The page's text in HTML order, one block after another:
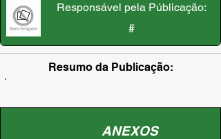
Responsável pela Públicação:
#
Resumo da Publicação:
ANEXOS